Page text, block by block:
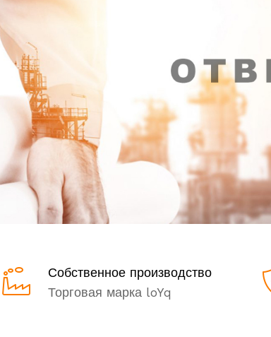
Собственное производство
Торговая марка loYq